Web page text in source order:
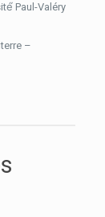
Paul-Valéry
–